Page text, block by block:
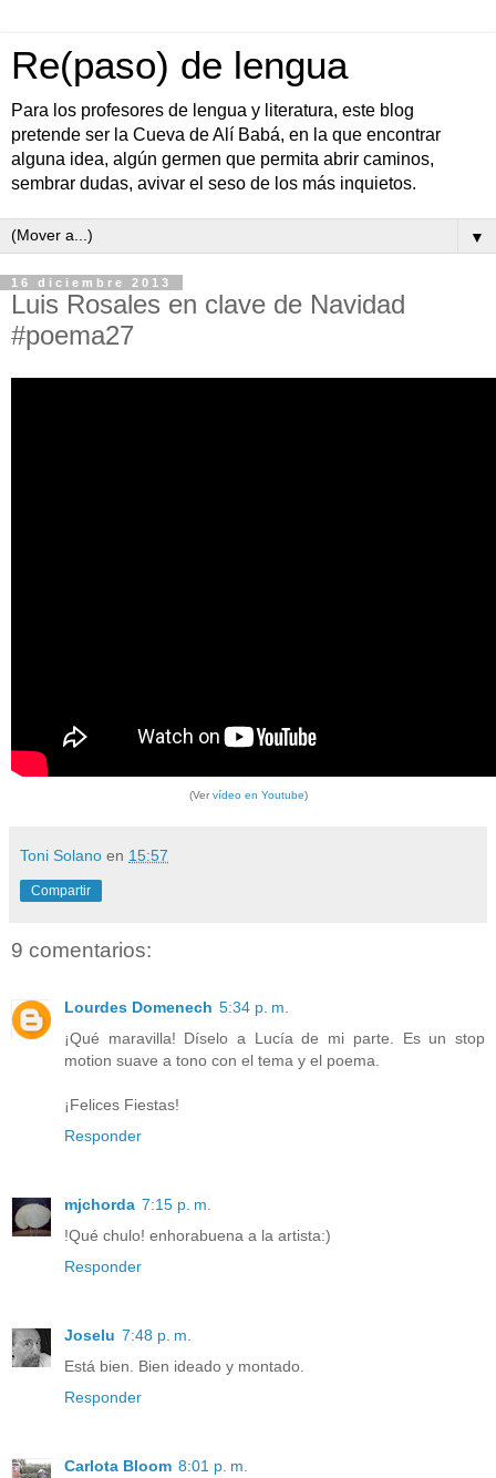
Re(paso) de lengua
Para los profesores de lengua y literatura, este blog
pretende ser la Cueva de Alí Babá, en la que encontrar
alguna idea, algún germen que permita abrir caminos,
sembrar dudas, avivar el seso de los más inquietos.
▼
16 diciembre 2013
Luis Rosales en clave de Navidad
#poema27
(Ver vídeo en Youtube)
Toni Solano en 15:57
Compartir
9 comentarios:
Lourdes Domenech 5:34 p. m.
¡Qué maravilla! Díselo a Lucía de mi parte. Es un stop
motion suave a tono con el tema y el poema.
¡Felices Fiestas!
Responder
mjchorda 7:15 p. m.
!Qué chulo! enhorabuena a la artista:)
Responder
Joselu 7:48 p. m.
Está bien. Bien ideado y montado.
Responder
Carlota Bloom 8:01 p. m.